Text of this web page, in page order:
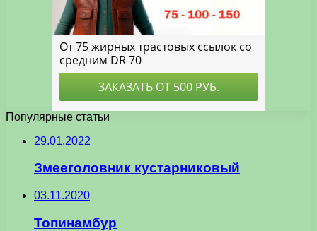
Популярные статьи
29.01.2022
Змееголовник кустарниковый
03.11.2020
Топинамбур